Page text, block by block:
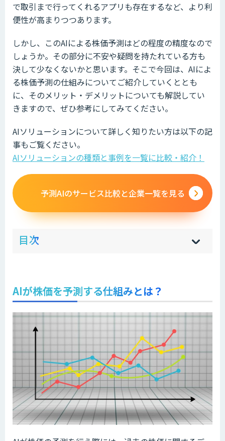
で取引まで行ってくれるアプリも存在するなど、より利
便性が高まりつつあります。
しかし、このAIによる株価予測はどの程度の精度なので
しょうか。その部分に不安や疑問を持たれている方も
決して少なくないかと思います。そこで今回は、AIによ
る株価予測の仕組みについてご紹介していくととも
に、そのメリット・デメリットについても解説してい
きますので、ぜひ参考にしてみてください。
AIソリューションについて詳しく知りたい方は以下の記
事もご覧ください。
AIソリューションの種類と事例を一覧に比較・紹介！
予測AIのサービス比較と企業一覧を見る
目次 hi
]
sh
]
AIが株価を予測する仕組みとは？